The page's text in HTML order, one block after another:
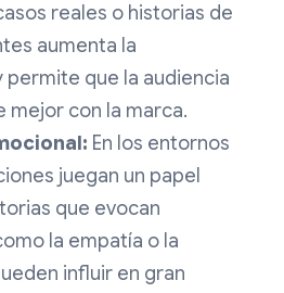
reales o historias de
aumenta la
permite que la audiencia
mejor con la marca.
En los entornos
juegan un papel
que evocan
la empatía o la
influir en gran